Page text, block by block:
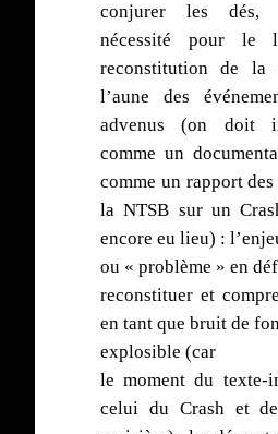
conjurer les dés,
nécessité pour le
reconstitution de la
l’aune des
advenus (on doit
comme un
comme un rapport
la NTSB sur un
encore eu lieu) :
ou « problème » en
reconstituer et
en tant que bruit de
explosible (car
le moment du texte-
celui du Crash et